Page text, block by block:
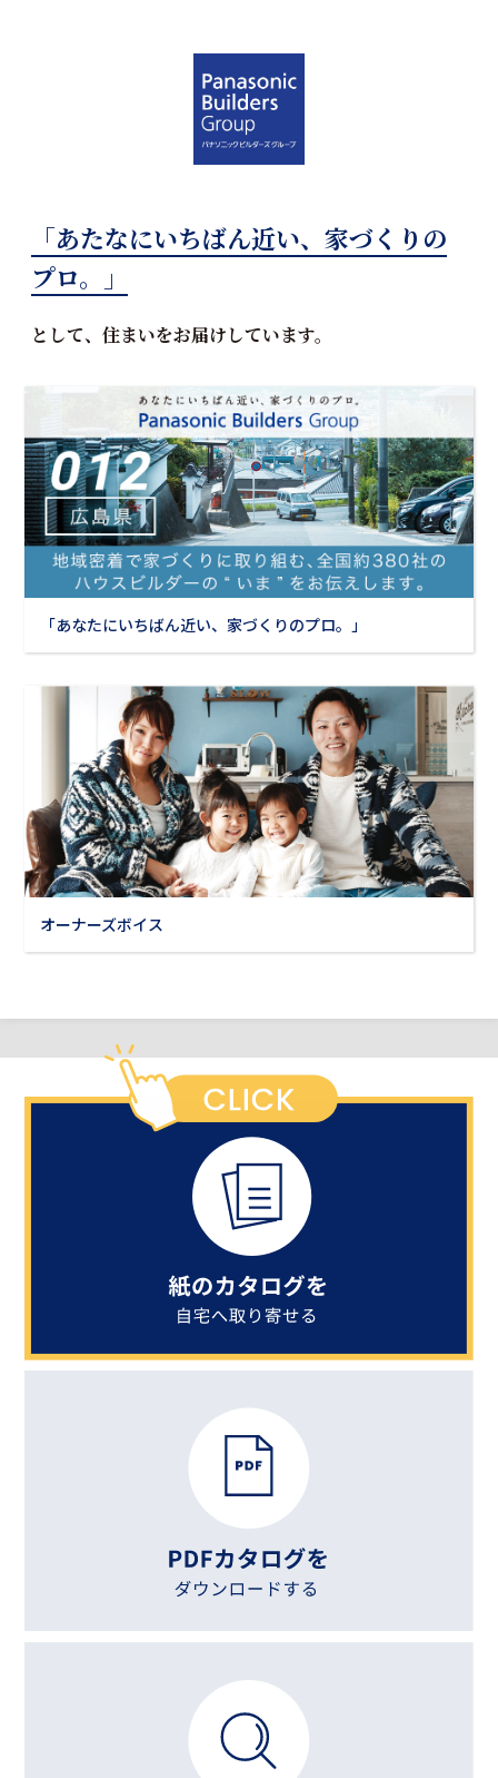
「あたなにいちばん近い、家づくりの
プロ。」
として、住まいをお届けしています。
「あなたにいちばん近い、家づくりのプロ。」
オーナーズボイス